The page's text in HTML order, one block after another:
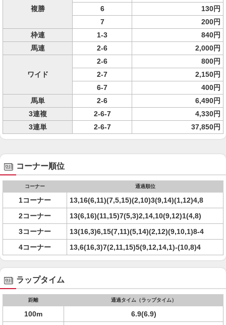
複勝
6
130円
7
200円
枠連
1-3
840円
馬連
2-6 2,000円
ワイド
2-6
800円
2-7
2,150円
6-7
400円
馬単
2-6
6,490円
3連複
2-6-7
4,330円
3連単
2-6-7 37,850円
コーナー順位
コーナー 通過順位
1コーナー
13,16(6,11)(7,5,15)(2,10)3(9,14)(1,12)4,8
2コーナー
13(6,16)(11,15)7(5,3)2,14,10(9,12)1(4,8)
3コーナー
13(16,3)6,15(7,11)(5,14)(2,12)(9,10,1)8-4
4コーナー
13,6(16,3)7(2,11,15)5(9,12,14,1)-(10,8)4
ラップタイム
距離 通過タイム（ラップタイム）
100m
6.9(6.9)